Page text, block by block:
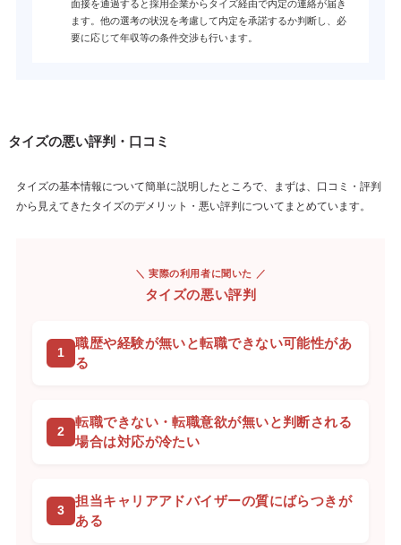
面接を通過すると採用企業からタイズ経由で内定の連絡が届き
ます。他の選考の状況を考慮して内定を承諾するか判断し、必
要に応じて年収等の条件交渉も行います。
タイズの悪い評判・口コミ
タイズの基本情報について簡単に説明したところで、まずは、口コミ・評判
から見えてきたタイズのデメリット・悪い評判についてまとめています。
＼ 実際の利用者に聞いた ／
タイズの悪い評判
職歴や経験が無いと転職できない可能性があ
る
転職できない・転職意欲が無いと判断される
場合は対応が冷たい
担当キャリアアドバイザーの質にばらつきが
ある